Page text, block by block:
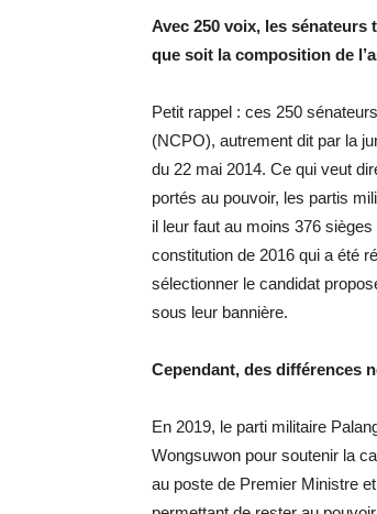
Avec 250 voix, les
que soit la composition de
Petit rappel : ces 250
(NCPO), autrement dit par la
du 22 mai 2014. Ce qui veut
portés au pouvoir, les partis
il leur faut au moins 376
constitution de 2016 qui a été
sélectionner le candidat
sous leur bannière.
Cependant, des différences
En 2019, le parti militaire
Wongsuwon pour soutenir la
au poste de Premier Ministre